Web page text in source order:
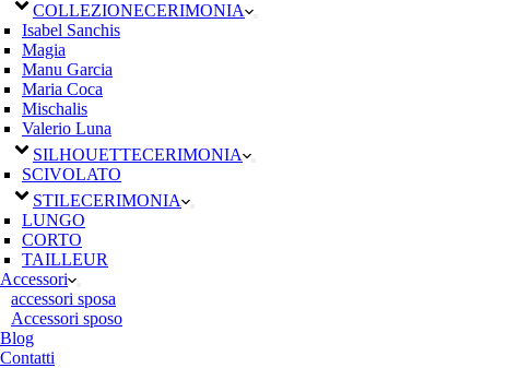
COLLEZIONECERIMONIA
Isabel Sanchis
Magia
Manu Garcia
Maria Coca
Mischalis
Valerio Luna
SILHOUETTECERIMONIA
SCIVOLATO
STILECERIMONIA
LUNGO
CORTO
TAILLEUR
Accessori
accessori sposa
Accessori sposo
Blog
Contatti